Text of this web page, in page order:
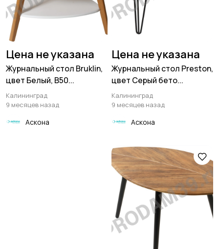
Цена не указана
Журнальный стол Bruklin,
цвет Белый, В50...
Калининград
9 месяцев назад
Аскона
Цена не указана
Журнальный стол Preston,
цвет Серый бето...
Калининград
9 месяцев назад
Аскона